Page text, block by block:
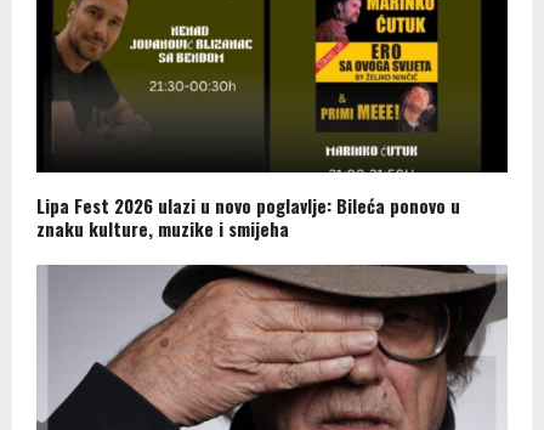
Lipa Fest 2026 ulazi u novo poglavlje: Bileća ponovo u
znaku kulture, muzike i smijeha